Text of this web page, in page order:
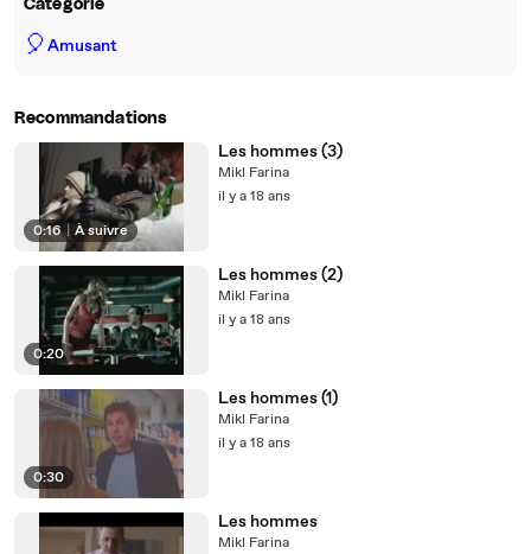
Catégorie
🎈Amusant
Recommandations
0:16 À suivre
Les hommes (3)
Mikl Farina
il y a 18 ans
0:20
Les hommes (2)
Mikl Farina
il y a 18 ans
0:30
Les hommes (1)
Mikl Farina
il y a 18 ans
Les hommes
Mikl Farina